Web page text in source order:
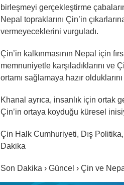
birleşmeyi gerçekleştirme
Nepal topraklarını Çin’in
vermeyeceklerini vurguladı.
Çin’in kalkınmasının Nepal için
memnuniyetle karşıladıklarını
ortamı sağlamaya hazır
Khanal ayrıca, insanlık için ortak
Çin’in ortaya koyduğu küresel
Çin Halk Cumhuriyeti, Dış
Dakika
Son Dakika › Güncel › Çin ve